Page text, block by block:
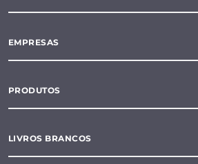
EMPRESAS
PRODUTOS
LIVROS BRANCOS